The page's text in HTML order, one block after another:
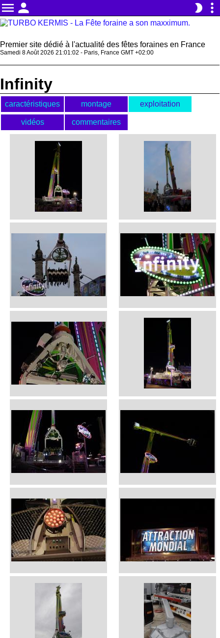
menu person brightness_2 more_vert
Premier site dédié à l'actualité des fêtes foraines en France
Samedi 8 Août 2026 21:01:02 - Paris, France GMT +02:00
Infinity
caractéristiques montage exploitation
vidéos commentaires